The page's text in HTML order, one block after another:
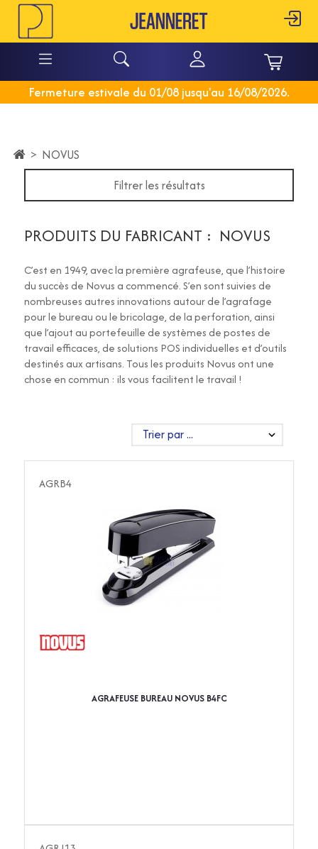
Fermeture estivale du 01/08 jusqu'au 16/08/2026.
> NOVUS
Filtrer les résultats
PRODUITS DU FABRICANT : NOVUS
C’est en 1949, avec la première agrafeuse, que l’histoire
du succès de Novus a commencé. S’en sont suivies de
nombreuses autres innovations autour de l’agrafage
pour le bureau ou le bricolage, de la perforation, ainsi
que l’ajout au portefeuille de systèmes de postes de
travail efficaces, de solutions POS individuelles et d’outils
destinés aux artisans. Tous les produits Novus ont une
chose en commun : ils vous facilitent le travail !
AGRB4
AGRAFEUSE BUREAU NOVUS B4FC